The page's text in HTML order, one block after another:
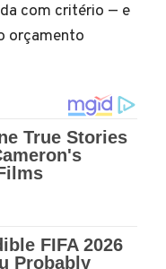
com critério — e
orçamento